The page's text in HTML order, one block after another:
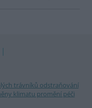
trávníků odstraňování
klimatu promění péči